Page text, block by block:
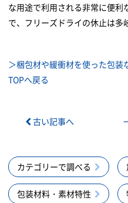
な用途で利用される非常に便利
で、フリーズドライの休止は多
＞梱包材や緩衝材を使った包装
TOPへ戻る
古い記事へ
カテゴリーで調べる
包装材料・素材特性